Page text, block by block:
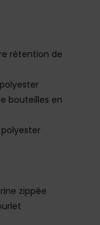
rétention de
bouteilles en
zippée